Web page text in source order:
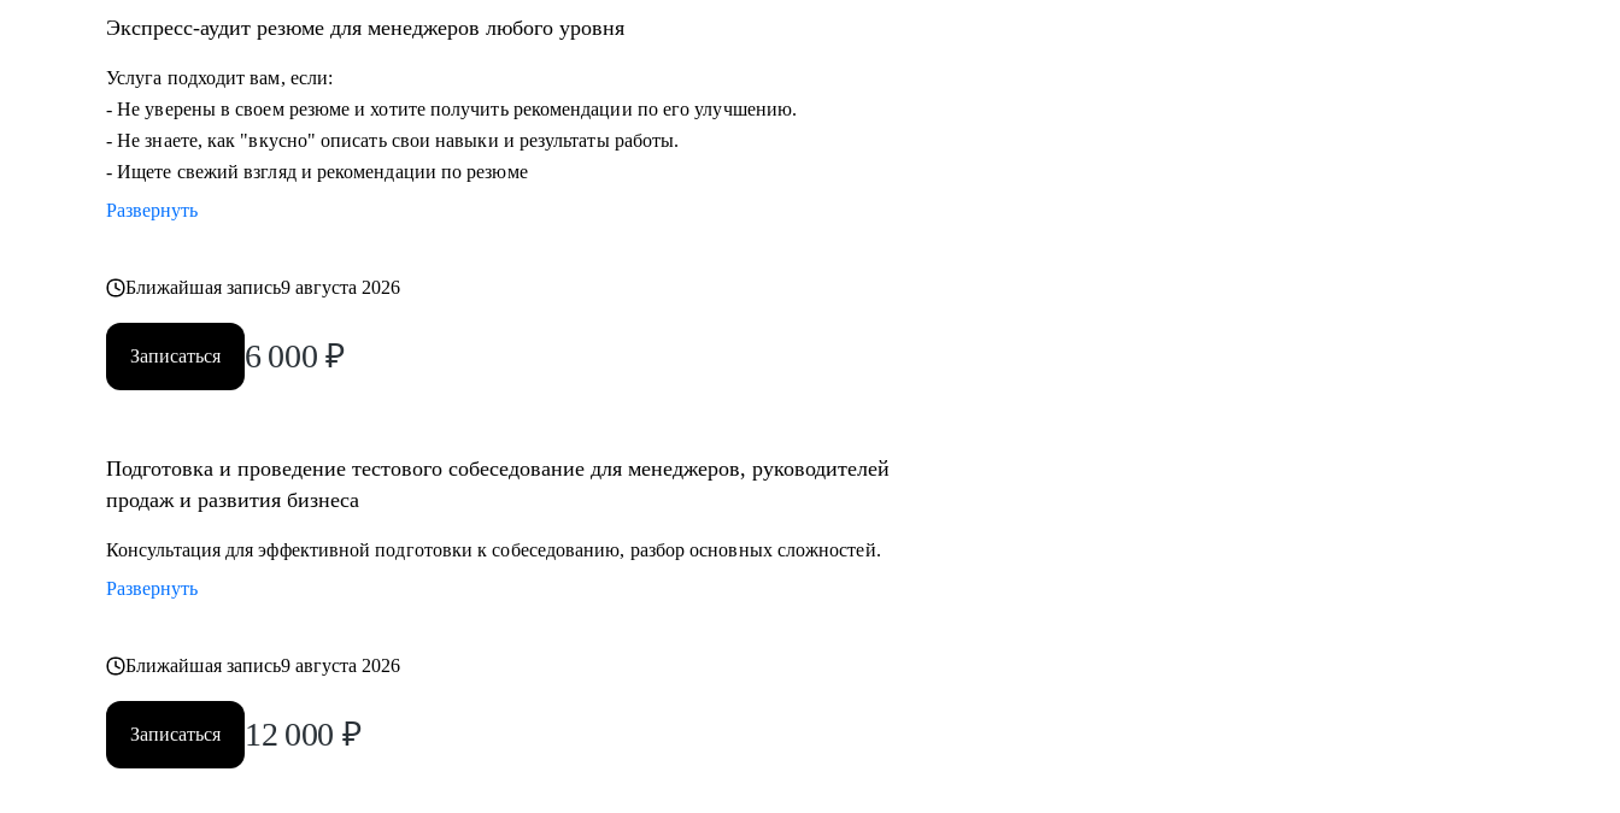
дальше расти.
Экспресс-аудит резюме для менеджеров любого уровня
Услуга подходит вам, если:
- Не уверены в своем резюме и хотите получить рекомендации по его улучшению.
- Не знаете, как "вкусно" описать свои навыки и результаты работы.
- Ищете свежий взгляд и рекомендации по резюме
Развернуть
Ближайшая запись9 августа 2026
Записаться 6 000 ₽
Подготовка и проведение тестового собеседование для менеджеров, руководителей
продаж и развития бизнеса
Консультация для эффективной подготовки к собеседованию, разбор основных сложностей.
Развернуть
Ближайшая запись9 августа 2026
Записаться 12 000 ₽